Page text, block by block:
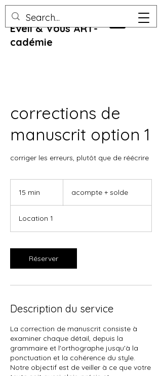
Eveil & Vous ART-
cadémie
corrections de
manuscrit option 1
corriger les erreurs, plutôt que de réécrire
15 min
i
n
soldeacompte + solde
Location 1
Réserver
Description du service
La correction de manuscrit consiste à
examiner chaque détail, depuis la
grammaire et l'orthographe jusqu'à la
ponctuation et la cohérence du style.
Notre objectif est de veiller à ce que votre